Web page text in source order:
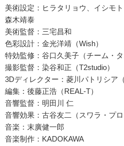
美術設定：ヒラタリョウ、イシモ
森木靖泰
美術監督：三宅昌和
色彩設計：金光洋靖（Wish）
特効監修：谷口久美子（チーム・タ
撮影監督：染谷和正（T2studio）
3Dディレクター：菱川パトリシア
編集：後藤正浩（REAL-T）
音響監督：明田川 仁
音響効果：古谷友二（スワラ・プロ
音楽：末廣健一郎
音楽制作：KADOKAWA